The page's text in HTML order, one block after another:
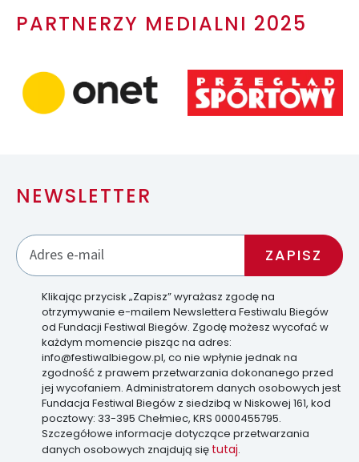
PARTNERZY MEDIALNI 2025
NEWSLETTER
Klikając przycisk „Zapisz” wyrażasz zgodę na
otrzymywanie e-mailem Newslettera Festiwalu Biegów
od Fundacji Festiwal Biegów. Zgodę możesz wycofać w
każdym momencie pisząc na adres:
info@festiwalbiegow.pl, co nie wpłynie jednak na
zgodność z prawem przetwarzania dokonanego przed
jej wycofaniem. Administratorem danych osobowych jest
Fundacja Festiwal Biegów z siedzibą w Niskowej 161, kod
pocztowy: 33-395 Chełmiec, KRS 0000455795.
Szczegółowe informacje dotyczące przetwarzania
danych osobowych znajdują się tutaj.